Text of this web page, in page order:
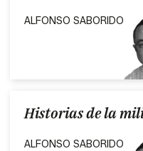
ALFONSO SABORIDO
Historias de la
ALFONSO SABORIDO